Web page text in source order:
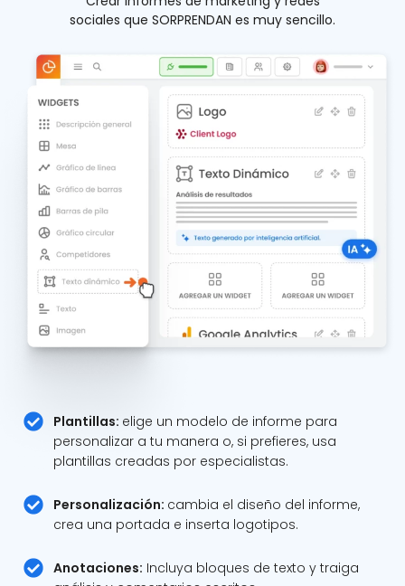
sociales que SORPRENDAN es muy sencillo.
Plantillas: elige un modelo de informe para
personalizar a tu manera o, si prefieres, usa
plantillas creadas por especialistas.
Personalización: cambia el diseño del informe,
crea una portada e inserta logotipos.
Anotaciones: Incluya bloques de texto y traiga